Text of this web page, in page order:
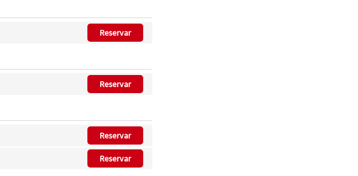
Reservar
Reservar
Reservar
Reservar